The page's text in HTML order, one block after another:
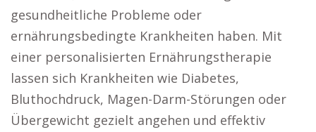
gesundheitliche Probleme oder
ernährungsbedingte Krankheiten haben. Mit
einer personalisierten Ernährungstherapie
lassen sich Krankheiten wie Diabetes,
Bluthochdruck, Magen-Darm-Störungen oder
Übergewicht gezielt angehen und effektiv